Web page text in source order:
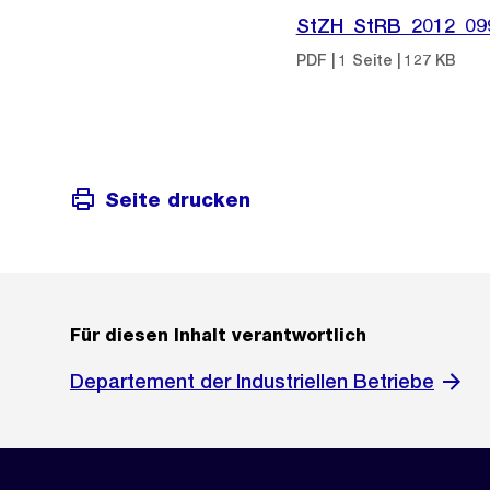
PDF | 1 Seite | 127 KB
Seite drucken
Für diesen Inhalt verantwortlich
Departement der Industriellen Betriebe